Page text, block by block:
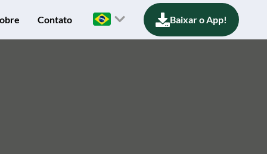
Contato Baixar o App!